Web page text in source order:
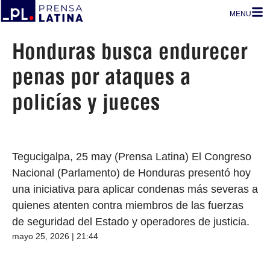
MENU
Honduras busca endurecer
penas por ataques a
policías y jueces
Tegucigalpa, 25 may (Prensa Latina) El Congreso
Nacional (Parlamento) de Honduras presentó hoy
una iniciativa para aplicar condenas más severas a
quienes atenten contra miembros de las fuerzas
de seguridad del Estado y operadores de justicia.
mayo 25, 2026 | 21:44